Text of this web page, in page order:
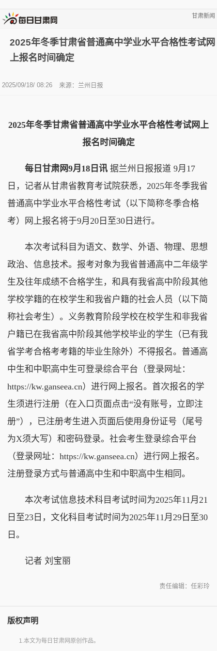
甘肃新闻
2025年冬季甘肃省普通高中学业水平合格性考试网
上报名时间确定
2025/09/18/ 08:26 来源：兰州日报
2025年冬季甘肃省普通高中学业水平合格性考试网上
报名时间确定
每日甘肃网9月18日讯 据兰州日报报道 9月17
日，记者从甘肃省教育考试院获悉，2025年冬季我省
普通高中学业水平合格性考试（以下简称冬季合格
考）网上报名将于9月20日至30日进行。
本次考试科目为语文、数学、外语、物理、思想
政治、信息技术。报考对象为我省普通高中二年级学
生及往年成绩不合格学生，和具有我省高中阶段其他
学校学籍的在校学生和我省户籍的社会人员（以下简
称社会考生）。义务教育阶段学校在校学生和非我省
户籍已在我省高中阶段其他学校毕业的学生（已有我
省学考合格考考籍的毕业生除外）不得报名。普通高
中生和中职高中生可登录综合平台（登录网址：
https://kw.ganseea.cn）进行网上报名。首次报名的学
生须进行注册（在入口页面点击“没有账号，立即注
册”），已注册考生进入页面后使用身份证号（尾号
为X须大写）和密码登录。社会考生登录综合平台
（登录网址：https://kw.ganseea.cn）进行网上报名。
注册登录方式与普通高中生和中职高中生相同。
本次考试信息技术科目考试时间为2025年11月21
日至23日，文化科目考试时间为2025年11月29日至30
日。
记者 刘宝丽
责任编辑：任彩玲
版权声明
1.本文为每日甘肃网原创作品。